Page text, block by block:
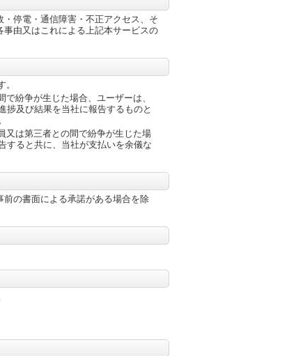
停電・通信障害・不正アクセス、そ
由又はこれによる上記本サービスの
紛争が生じた場合、ユーザーは、
捗及び結果を当社に報告するものと
は第三者との間で紛争が生じた場
すると共に、当社が支払いを余儀な
の書面による承諾がある場合を除